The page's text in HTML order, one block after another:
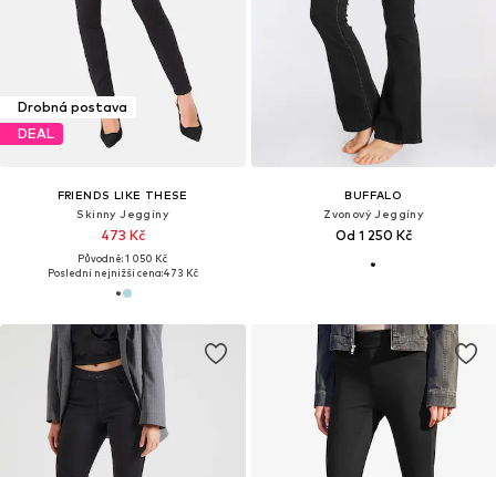
Drobná postava
DEAL
FRIENDS LIKE THESE
Skinny Jeggíny
473 Kč
Původně: 1 050 Kč
Poslední nejnižší cena:473 Kč
BUFFALO
Zvonový Jeggíny
Od 1 250 Kč